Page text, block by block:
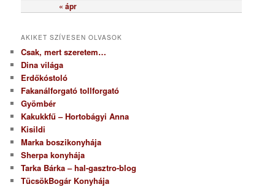
« ápr
AKIKET SZÍVESEN OLVASOK
Csak, mert szeretem…
Dina világa
Erdőkóstoló
Fakanálforgató tollforgató
Gyömbér
Kakukkfű – Hortobágyi Anna
Kisildi
Marka boszikonyhája
Sherpa konyhája
Tarka Bárka – hal-gasztro-blog
TücsökBogár Konyhája